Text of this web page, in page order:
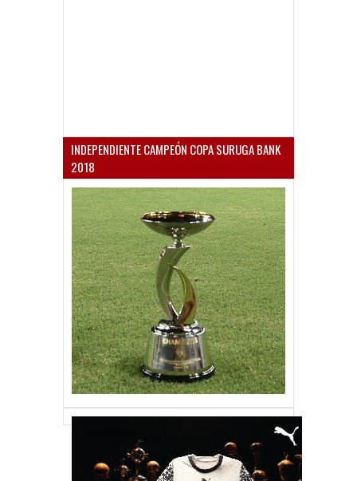
INDEPENDIENTE CAMPEÓN COPA SURUGA BANK
2018